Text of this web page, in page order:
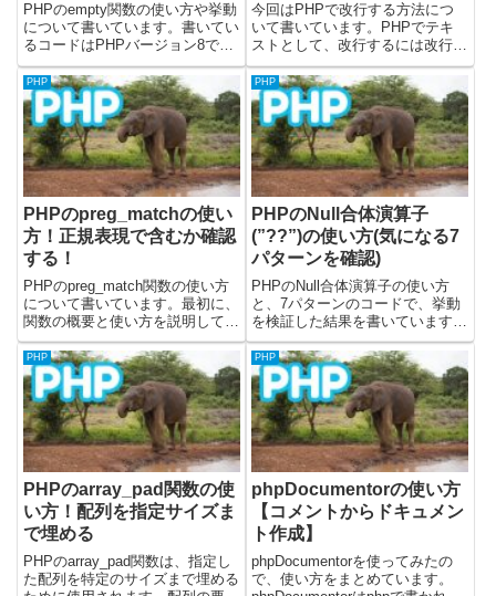
PHPのempty関数の使い方や挙動
について書いています。書いてい
るコードはPHPバージョン8で確
かめました。公式の関数ドキュメ
ントは下記になります。empty関
数についてPHPでempty関数を使
うと、引数で渡した内容が空であ
るか判定して...
今回はPHPで改行する方法につ
いて書いています。PHPでテキ
ストとして、改行するには改行コ
ードを入れてあげると良いです。
またnl2br関数を使うと、改行コ
ードの前にbrタグを入れてくれま
す。PHPで改行する(テキスト・
メール）テキストやメー...
PHP
PHPのpreg_matchの使い
方！正規表現で含むか確認
する！
PHPのpreg_match関数の使い方
について書いています。最初に、
関数の概要と使い方を説明してい
ます。その後に、実際に使用した
サンプルコードを3パターン載せ
ています。載せているサンプルコ
ードは、PHPのバージョン8.1.4
を使って、動作...
PHP
PHPのNull合体演算子
(”??”)の使い方(気になる7
パターンを確認)
PHPのNull合体演算子の使い方
と、7パターンのコードで、挙動
を検証した結果を書いています。
サンプルコードはPHPのバージ
ョン8で動かしてみています。
Null合体演算子とは？使い方は？
PHPのNull合体演算子は、Nullか
どうかを判断し...
PHP
PHPのarray_pad関数の使
い方！配列を指定サイズま
で埋める
PHPのarray_pad関数は、指定し
た配列を特定のサイズまで埋める
PHP
phpDocumentorの使い方
【コメントからドキュメン
ト作成】
phpDocumentorを使ってみたの
で、使い方をまとめています。